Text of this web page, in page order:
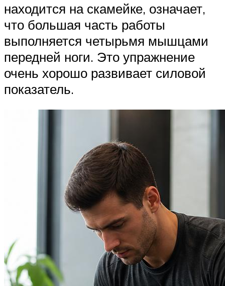
находится на скамейке, означает,
что большая часть работы
выполняется четырьмя мышцами
передней ноги. Это упражнение
очень хорошо развивает силовой
показатель.